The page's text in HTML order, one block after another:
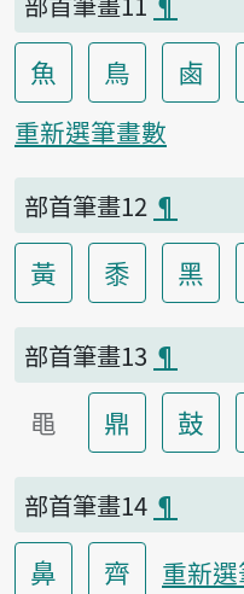
魚 鳥 鹵
重新選筆畫數
部首筆畫12 ¶
黃 黍 黑
部首筆畫13 ¶
黽 鼎 鼓
部首筆畫14 ¶
鼻 齊 重新